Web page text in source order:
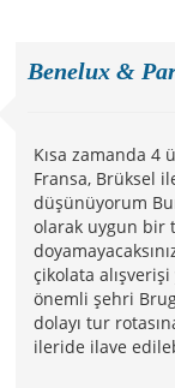
Benelux &
Kısa zamanda 4
Fransa, Brüksel
düşünüyorum
olarak uygun bir
çikolata
önemli şehri
dolayı tur
ileride ilave